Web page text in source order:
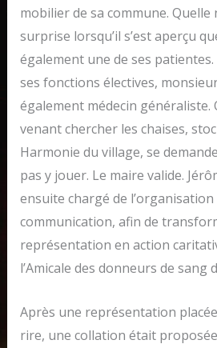
mobilier de sa commune. Quelle
surprise lorsqu’il s’est aperçu
également une de ses
ses fonctions électives,
également médecin généraliste.
venant chercher les chaises,
Harmonie du village, se
pas y jouer. Le maire valide.
ensuite chargé de l’organisation
communication, afin de
représentation en action
l’Amicale des donneurs de sang
Après une représentation
rire, une collation était proposée